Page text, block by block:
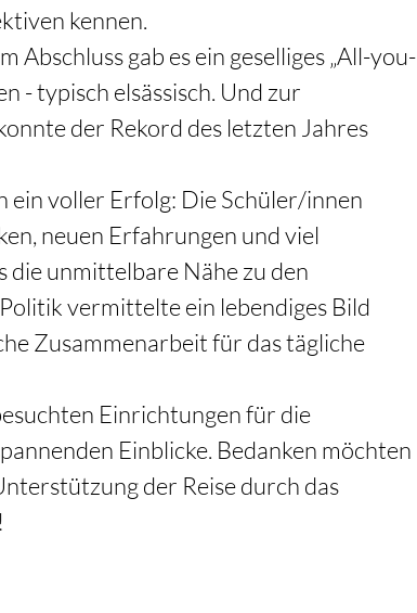
kennen.
Abschluss gab es ein geselliges „All-you-
- typisch elsässisch. Und zur
der Rekord des letzten Jahres
ein voller Erfolg: Die Schüler/innen
neuen Erfahrungen und viel
die unmittelbare Nähe zu den
vermittelte ein lebendiges Bild
Zusammenarbeit für das tägliche
Einrichtungen für die
Einblicke. Bedanken möchten
der Reise durch das